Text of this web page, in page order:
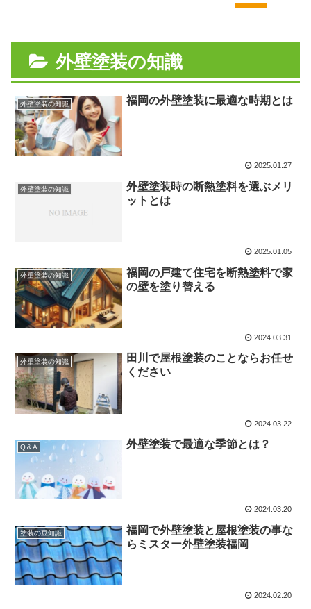
外壁塗装の知識
外壁塗装の知識 福岡の外壁塗装に最適な時期とは
2025.01.27
外壁塗装の知識
外壁塗装時の断熱塗料を選ぶメリ
ットとは
2025.01.05
外壁塗装の知識
福岡の戸建て住宅を断熱塗料で家
の壁を塗り替える
2024.03.31
外壁塗装の知識
田川で屋根塗装のことならお任せ
ください
2024.03.22
Q＆A 外壁塗装で最適な季節とは？
2024.03.20
塗装の豆知識
福岡で外壁塗装と屋根塗装の事な
らミスター外壁塗装福岡
2024.02.20